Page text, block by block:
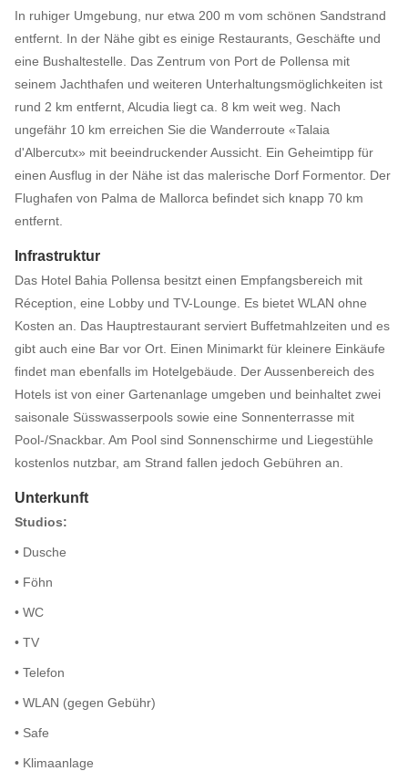
In ruhiger Umgebung, nur etwa 200 m vom schönen Sandstrand
entfernt. In der Nähe gibt es einige Restaurants, Geschäfte und
eine Bushaltestelle. Das Zentrum von Port de Pollensa mit
seinem Jachthafen und weiteren Unterhaltungsmöglichkeiten ist
rund 2 km entfernt, Alcudia liegt ca. 8 km weit weg. Nach
ungefähr 10 km erreichen Sie die Wanderroute «Talaia
d'Albercutx» mit beeindruckender Aussicht. Ein Geheimtipp für
einen Ausflug in der Nähe ist das malerische Dorf Formentor. Der
Flughafen von Palma de Mallorca befindet sich knapp 70 km
entfernt.
Infrastruktur
Das Hotel Bahia Pollensa besitzt einen Empfangsbereich mit
Réception, eine Lobby und TV-Lounge. Es bietet WLAN ohne
Kosten an. Das Hauptrestaurant serviert Buffetmahlzeiten und es
gibt auch eine Bar vor Ort. Einen Minimarkt für kleinere Einkäufe
findet man ebenfalls im Hotelgebäude. Der Aussenbereich des
Hotels ist von einer Gartenanlage umgeben und beinhaltet zwei
saisonale Süsswasserpools sowie eine Sonnenterrasse mit
Pool-/Snackbar. Am Pool sind Sonnenschirme und Liegestühle
kostenlos nutzbar, am Strand fallen jedoch Gebühren an.
Unterkunft
Studios:
• Dusche
• Föhn
• WC
• TV
• Telefon
• WLAN (gegen Gebühr)
• Safe
• Klimaanlage